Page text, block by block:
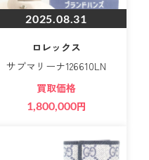
2025.08.31
ロレックス
サブマリーナ126610LN
買取価格
1,800,000円